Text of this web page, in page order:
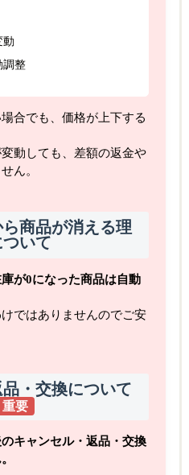
動
調整
合でも、価格が上下する
動しても、差額の返金や
ん。
商品が消える理
ついて
が0になった商品は自動
ではありませんのでご安
・交換について
重要
キャンセル・返品・交換